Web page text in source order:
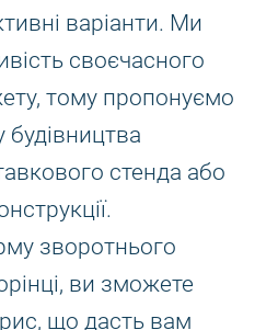
варіанти. Ми
своєчасного
тому пропонуємо
будівництва
стенда або
зворотнього
ви зможете
що дасть вам